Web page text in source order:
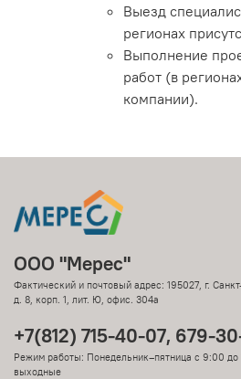
Выезд
регионах
Выполнение
работ (в
компании).
ООО "Мерес"
Фактический и почтовый адрес: 195027, г.
д. 8, корп. 1, лит. Ю, офис. 304а
+7(812) 715-40-07, 679-
Режим работы: Понедельник–пятница с 9:00
выходные